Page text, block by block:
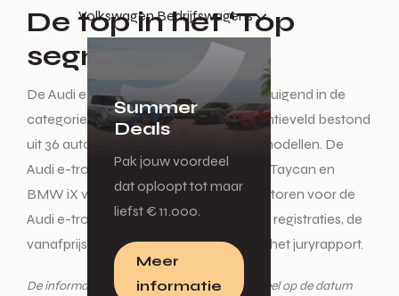
Volkswagen Bedrijfswagens
Summer
Deals
Pak jouw voordeel
dat oploopt tot maar
liefst € 11.000.
Meer
informatie
De top in het ‘Top
segment’
De Audi e-tron won net als in 2021 overtuigend in de
categorie 'Top segment'. Het concurrentieveld bestond
uit 36 automerken en 67 deelnemede modellen. De
Audi e-tron in de verkiezing de Porsche Taycan en
BMW iX voor. De doorslaggevende factoren voor de
Audi e-tron waren met name het aantal registraties, de
vanafprijs en het gebruiksgemak, aldus het juryrapport.
De informatie in dit nieuwsbericht was actueel op de datum